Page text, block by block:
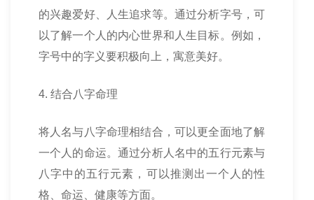
的兴趣爱好、人生追求等。通过分析字号，可
以了解一个人的内心世界和人生目标。例如，
字号中的字义要积极向上，寓意美好。
4. 结合八字命理
将人名与八字命理相结合，可以更全面地了解
一个人的命运。通过分析人名中的五行元素与
八字中的五行元素，可以推测出一个人的性
格、命运、健康等方面。